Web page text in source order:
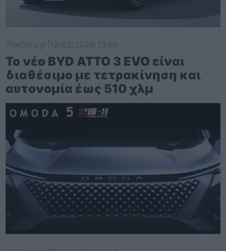
Το νέο BYD ATTO 3 EVO είναι
διαθέσιμο με τετρακίνηση και
αυτονομία έως 510 χλμ